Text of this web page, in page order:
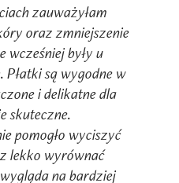
zauważyłam
oraz zmniejszenie
wcześniej były u
Płatki są wygodne w
i delikatne dla
skuteczne.
pomogło wyciszyć
lekko wyrównać
na bardziej